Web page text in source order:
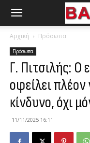
Αρχική Πρόσωπα
Πρόσωπα
Γ. Πιτσιλής: Ο
οφείλει
κίνδυνο, όχι
11/11/2025 16:11